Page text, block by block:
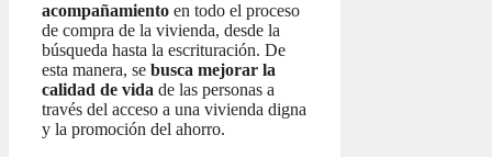
acompañamiento en todo el proceso
de compra de la vivienda, desde la
búsqueda hasta la escrituración. De
esta manera, se busca mejorar la
calidad de vida de las personas a
través del acceso a una vivienda digna
y la promoción del ahorro.